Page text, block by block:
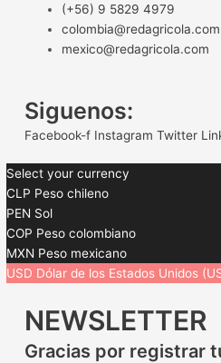
(+56) 9 5829 4979
colombia@redagricola.com
mexico@redagricola.com
Siguenos:
Facebook-f Instagram Twitter
Select your currency
CLP Peso chileno
PEN Sol
COP Peso colombiano
MXN Peso mexicano
USD Dólar de los Estados Unidos
NEWSLETTER
Gracias por registrar